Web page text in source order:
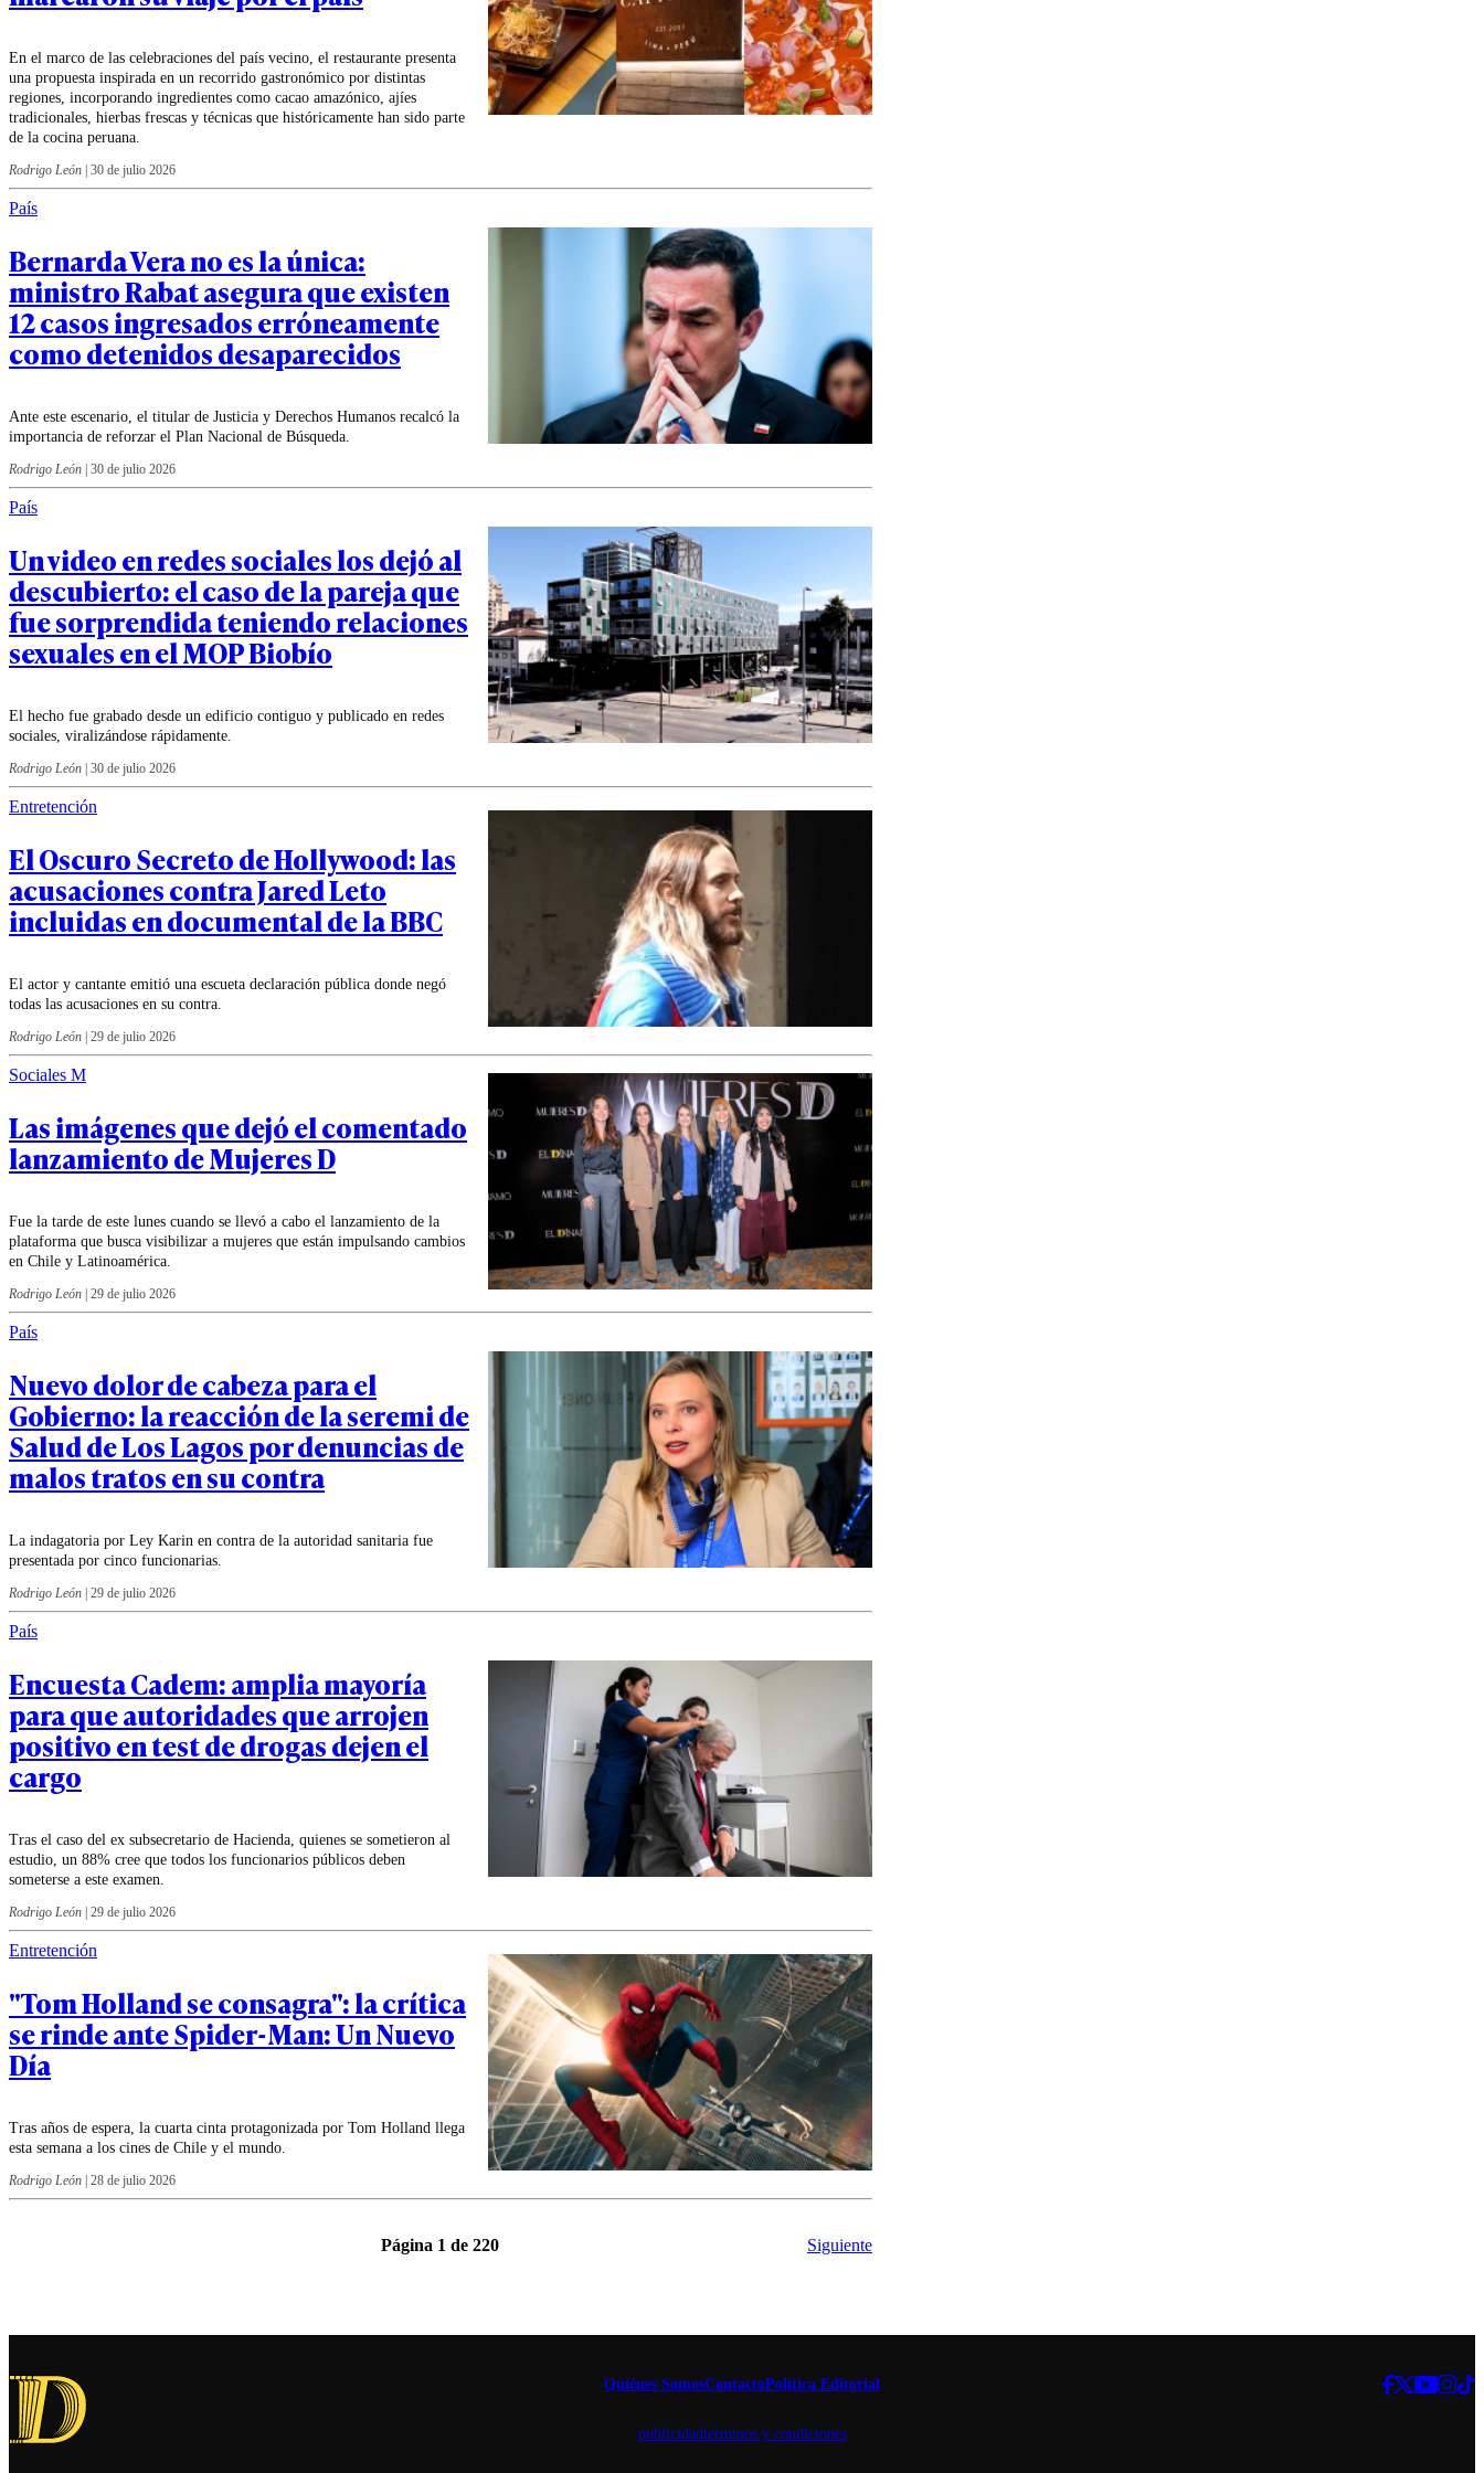
En el marco de las celebraciones del país vecino, el restaurante presenta
una propuesta inspirada en un recorrido gastronómico por distintas
regiones, incorporando ingredientes como cacao amazónico, ajíes
tradicionales, hierbas frescas y técnicas que históricamente han sido parte
de la cocina peruana.
Rodrigo León 30 de julio 2026
País
Bernarda Vera no es la única:
ministro Rabat asegura que existen
12 casos ingresados erróneamente
como detenidos desaparecidos
Ante este escenario, el titular de Justicia y Derechos Humanos recalcó la
importancia de reforzar el Plan Nacional de Búsqueda.
Rodrigo León 30 de julio 2026
País
Un video en redes sociales los dejó al
descubierto: el caso de la pareja que
fue sorprendida teniendo relaciones
sexuales en el MOP Biobío
El hecho fue grabado desde un edificio contiguo y publicado en redes
sociales, viralizándose rápidamente.
Rodrigo León | 30 de julio 2026
Entretención
El Oscuro Secreto de Hollywood: las
acusaciones contra Jared Leto
incluidas en documental de la BBC
El actor y cantante emitió una escueta declaración pública donde negó
todas las acusaciones en su contra.
Rodrigo León | 29 de julio 2026
Sociales M
Las imágenes que dejó el comentado
lanzamiento de Mujeres D
Fue la tarde de este lunes cuando se llevó a cabo el lanzamiento de la
plataforma que busca visibilizar a mujeres que están impulsando cambios
en Chile y Latinoamérica.
Rodrigo León | 29 de julio 2026
País
Nuevo dolor de cabeza para el
Gobierno: la reacción de la seremi de
Salud de Los Lagos por denuncias de
malos tratos en su contra
La indagatoria por Ley Karin en contra de la autoridad sanitaria fue
presentada por cinco funcionarias.
Rodrigo León | 29 de julio 2026
País
Encuesta Cadem: amplia mayoría
para que autoridades que arrojen
positivo en test de drogas dejen el
cargo
Tras el caso del ex subsecretario de Hacienda, quienes se sometieron al
estudio, un 88% cree que todos los funcionarios públicos deben
someterse a este examen.
Rodrigo León | 29 de julio 2026
Entretención
"Tom Holland se consagra": la crítica
se rinde ante Spider-Man: Un Nuevo
Día
Tras años de espera, la cuarta cinta protagonizada por Tom Holland llega
esta semana a los cines de Chile y el mundo.
Rodrigo León | 28 de julio 2026
Página 1 de 220 Siguiente
Quiénes SomosContactoPolítica Editorial
publicidadtérminos y condiciones